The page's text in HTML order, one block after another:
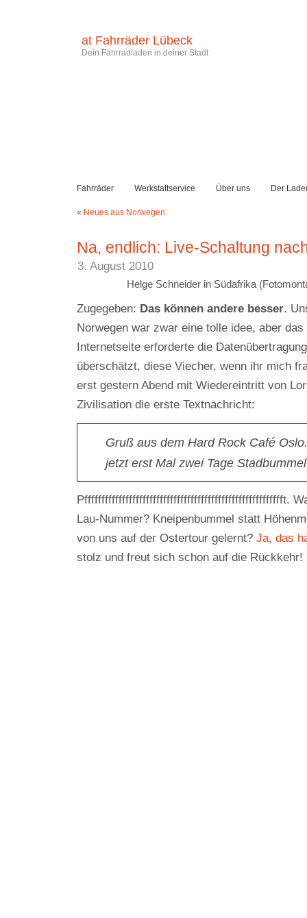
at Fahrräder Lübeck
Dein Fahrradladen in deiner Stadt
Fahrräder Werkstattservice Über uns Der
« Neues aus Norwegen
Na, endlich: Live-Schaltung
3. August 2010
Helge Schneider in Südafrika
Zugegeben: Das können andere besser.
Norwegen war zwar eine tolle idee, aber
Internetseite erforderte die
überschätzt, diese Viecher, wenn ihr mich
erst gestern Abend mit Wiedereintritt von
Zivilisation die erste Textnachricht:
Gruß aus dem Hard Rock Café
jetzt erst Mal zwei Tage
Pfffffffffffffffffffffffffffffffffffffffffffffffffffffffffft.
Lau-Nummer? Kneipenbummel statt
von uns auf der Ostertour gelernt? Ja, das
stolz und freut sich schon auf die Rückkehr!